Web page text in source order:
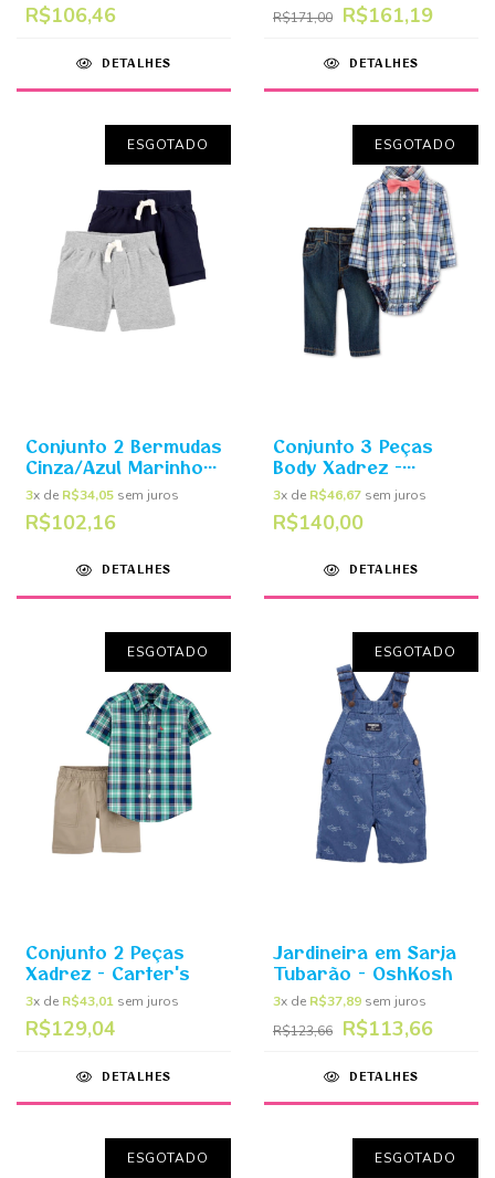
R$106,46
DETALHES
R$171,00
R$161,19
DETALHES
ESGOTADO
Conjunto 2 Bermudas
Cinza/Azul Marinho -
Carter's
3x de R$34,05 sem juros
R$102,16
DETALHES
ESGOTADO
Conjunto 3 Peças
Body Xadrez -
Carter's
3x de R$46,67 sem juros
R$140,00
DETALHES
ESGOTADO
Conjunto 2 Peças
Xadrez - Carter's
3x de R$43,01 sem juros
R$129,04
DETALHES
ESGOTADO
Jardineira em Sarja
Tubarão - OshKosh
3x de R$37,89 sem juros
R$123,66
R$113,66
DETALHES
ESGOTADO ESGOTADO